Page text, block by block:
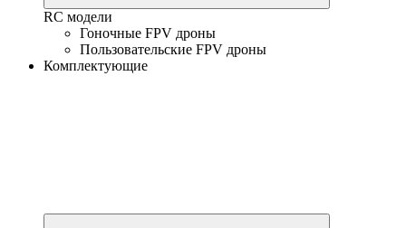
RC модели
Гоночные FPV дроны
Пользовательские FPV дроны
Комплектующие